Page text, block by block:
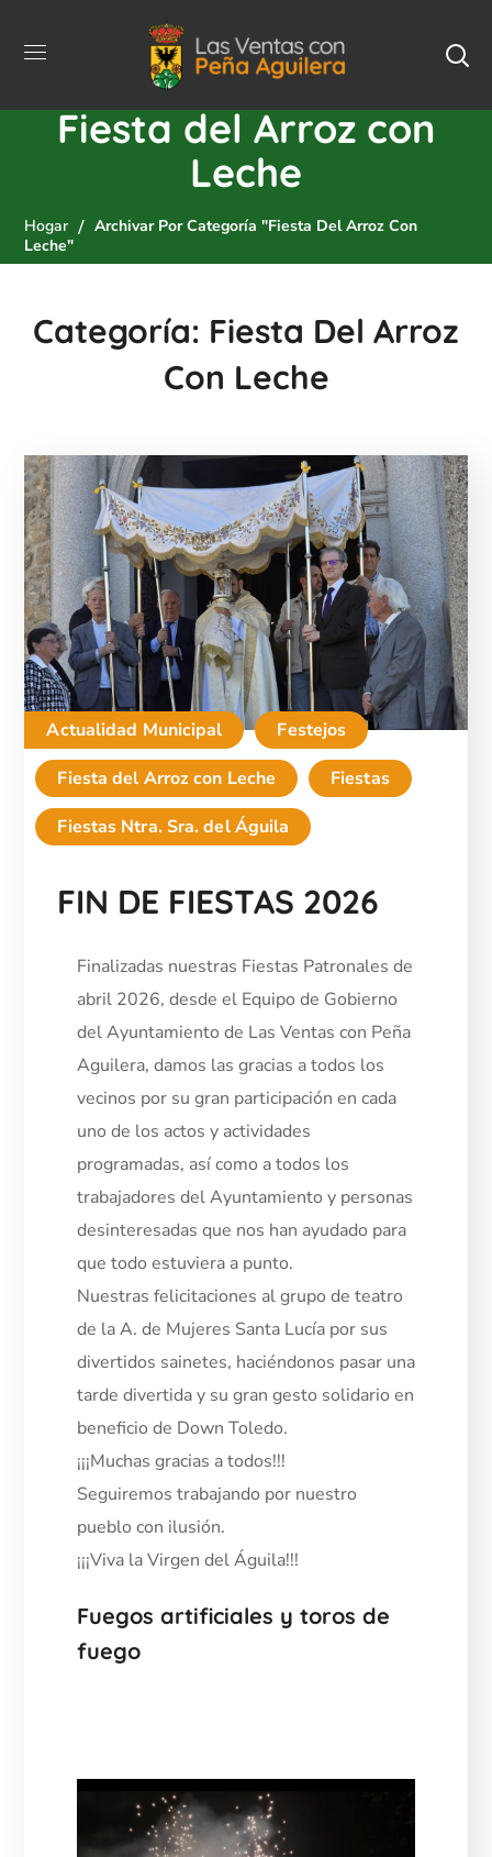
Fiesta del Arroz con
Leche
Hogar
Archivar Por Categoría "Fiesta Del Arroz Con
Leche"
Categoría: Fiesta Del Arroz
Con Leche
Actualidad Municipal
Festejos
Fiesta del Arroz con Leche
Fiestas
Fiestas Ntra. Sra. del Águila
FIN DE FIESTAS 2026
Finalizadas nuestras Fiestas Patronales de
abril 2026, desde el Equipo de Gobierno
del Ayuntamiento de Las Ventas con Peña
Aguilera, damos las gracias a todos los
vecinos por su gran participación en cada
uno de los actos y actividades
programadas, así como a todos los
trabajadores del Ayuntamiento y personas
desinteresadas que nos han ayudado para
que todo estuviera a punto.
Nuestras felicitaciones al grupo de teatro
de la A. de Mujeres Santa Lucía por sus
divertidos sainetes, haciéndonos pasar una
tarde divertida y su gran gesto solidario en
beneficio de Down Toledo.
¡¡¡Muchas gracias a todos!!!
Seguiremos trabajando por nuestro
pueblo con ilusión.
¡¡¡Viva la Virgen del Águila!!!
Fuegos artificiales y toros de
fuego